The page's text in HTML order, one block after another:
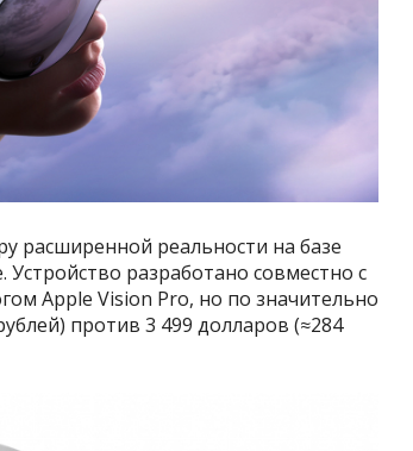
расширенной реальности на базе
разработано совместно с
Apple Vision Pro, но по значительно
против 3 499 долларов (≈284